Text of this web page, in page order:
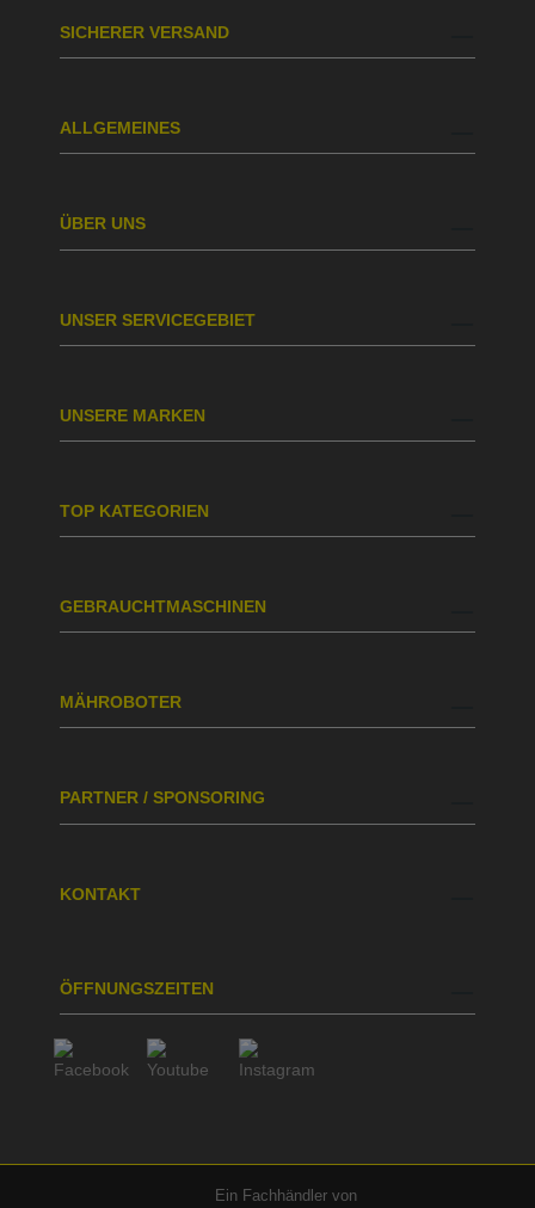
SICHERER VERSAND
ALLGEMEINES
ÜBER UNS
UNSER SERVICEGEBIET
UNSERE MARKEN
TOP KATEGORIEN
GEBRAUCHTMASCHINEN
MÄHROBOTER
PARTNER / SPONSORING
KONTAKT
ÖFFNUNGSZEITEN
Ein Fachhändler von